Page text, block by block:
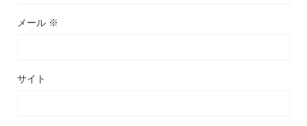
メール ※
サイト